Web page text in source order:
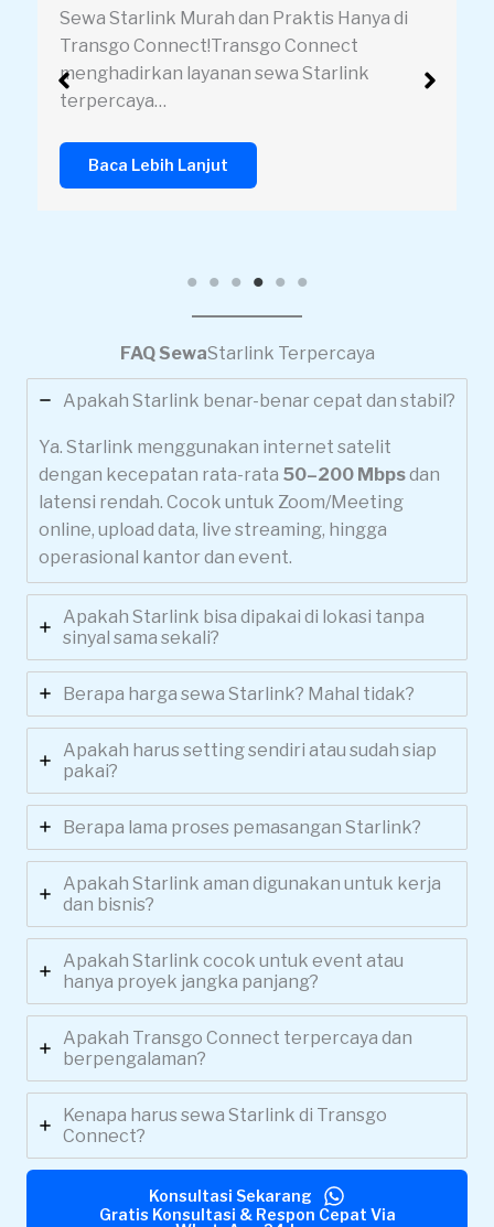
Transgo Connect!Transgo Connect
menghadirkan layanan sewa Starlink
terpercaya…
FAQ SewaStarlink Terpercaya
Apakah Starlink benar-benar cepat dan stabil?
Ya. Starlink menggunakan internet satelit
dengan kecepatan rata-rata 50–200 Mbpsdan
latensi rendah. Cocok untuk Zoom/Meeting
online, upload data, live streaming, hingga
operasional kantor dan event.
Apakah Starlink bisa dipakai di lokasi tanpa
sinyal sama sekali?
Berapa harga sewa Starlink? Mahal tidak?
Apakah harus setting sendiri atau sudah siap
pakai?
Berapa lama proses pemasangan Starlink?
Apakah Starlink aman digunakan untuk kerja
dan bisnis?
Apakah Starlink cocok untuk event atau
hanya proyek jangka panjang?
Apakah Transgo Connect terpercaya dan
berpengalaman?
Kenapa harus sewa Starlink di Transgo
Connect?
Konsultasi Sekarang
Gratis Konsultasi & Respon Cepat Via